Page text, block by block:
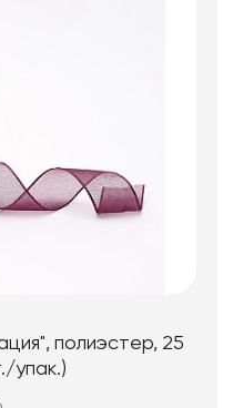
полиэстер, 25
упак.)